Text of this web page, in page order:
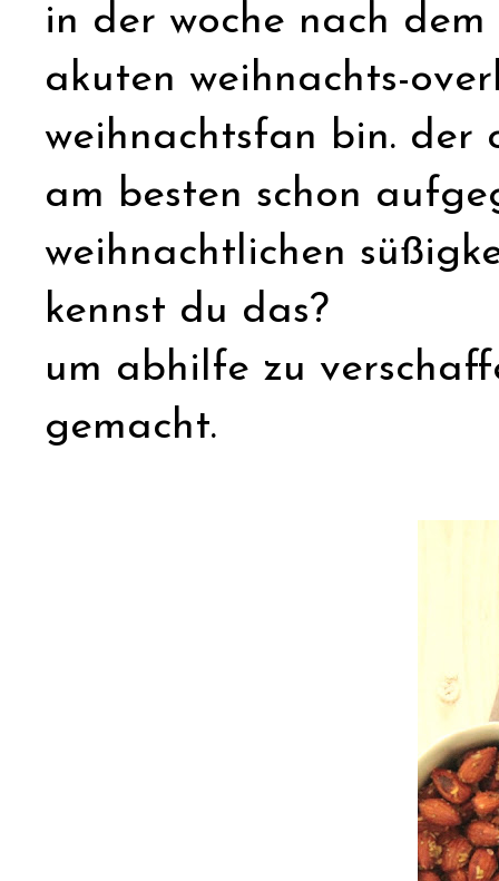
in der woche nach
akuten weihnachts-
weihnachtsfan bin. der
am besten schon
weihnachtlichen
kennst du das?
um abhilfe zu
gemacht.